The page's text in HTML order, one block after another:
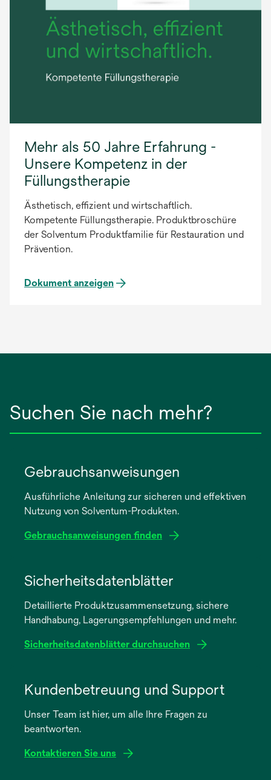
Mehr als 50 Jahre Erfahrung -
Unsere Kompetenz in der
Füllungstherapie
Ästhetisch, effizient und wirtschaftlich.
Kompetente Füllungstherapie. Produktbroschüre
der Solventum Produktfamilie für Restauration und
Prävention.
Dokument anzeigen
Suchen Sie nach mehr?
Gebrauchsanweisungen
Ausführliche Anleitung zur sicheren und effektiven
Nutzung von Solventum-Produkten.
Gebrauchsanweisungen finden
neuen
Registerkarte
Sicherheitsdatenblätter
Detaillierte Produktzusammensetzung, sichere
Handhabung, Lagerungsempfehlungen und mehr.
Sicherheitsdatenblätter durchsuchen
neuen
Registerkarte
Kundenbetreuung und Support
Unser Team ist hier, um alle Ihre Fragen zu
beantworten.
Kontaktieren Sie uns